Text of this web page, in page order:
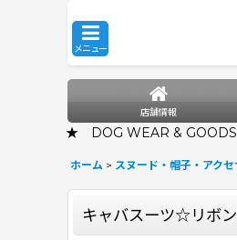
メニュー
店舗情報
★ DOG WEAR &
ホーム > スヌード・帽子・アクセ
キャバスーツ☆リボ